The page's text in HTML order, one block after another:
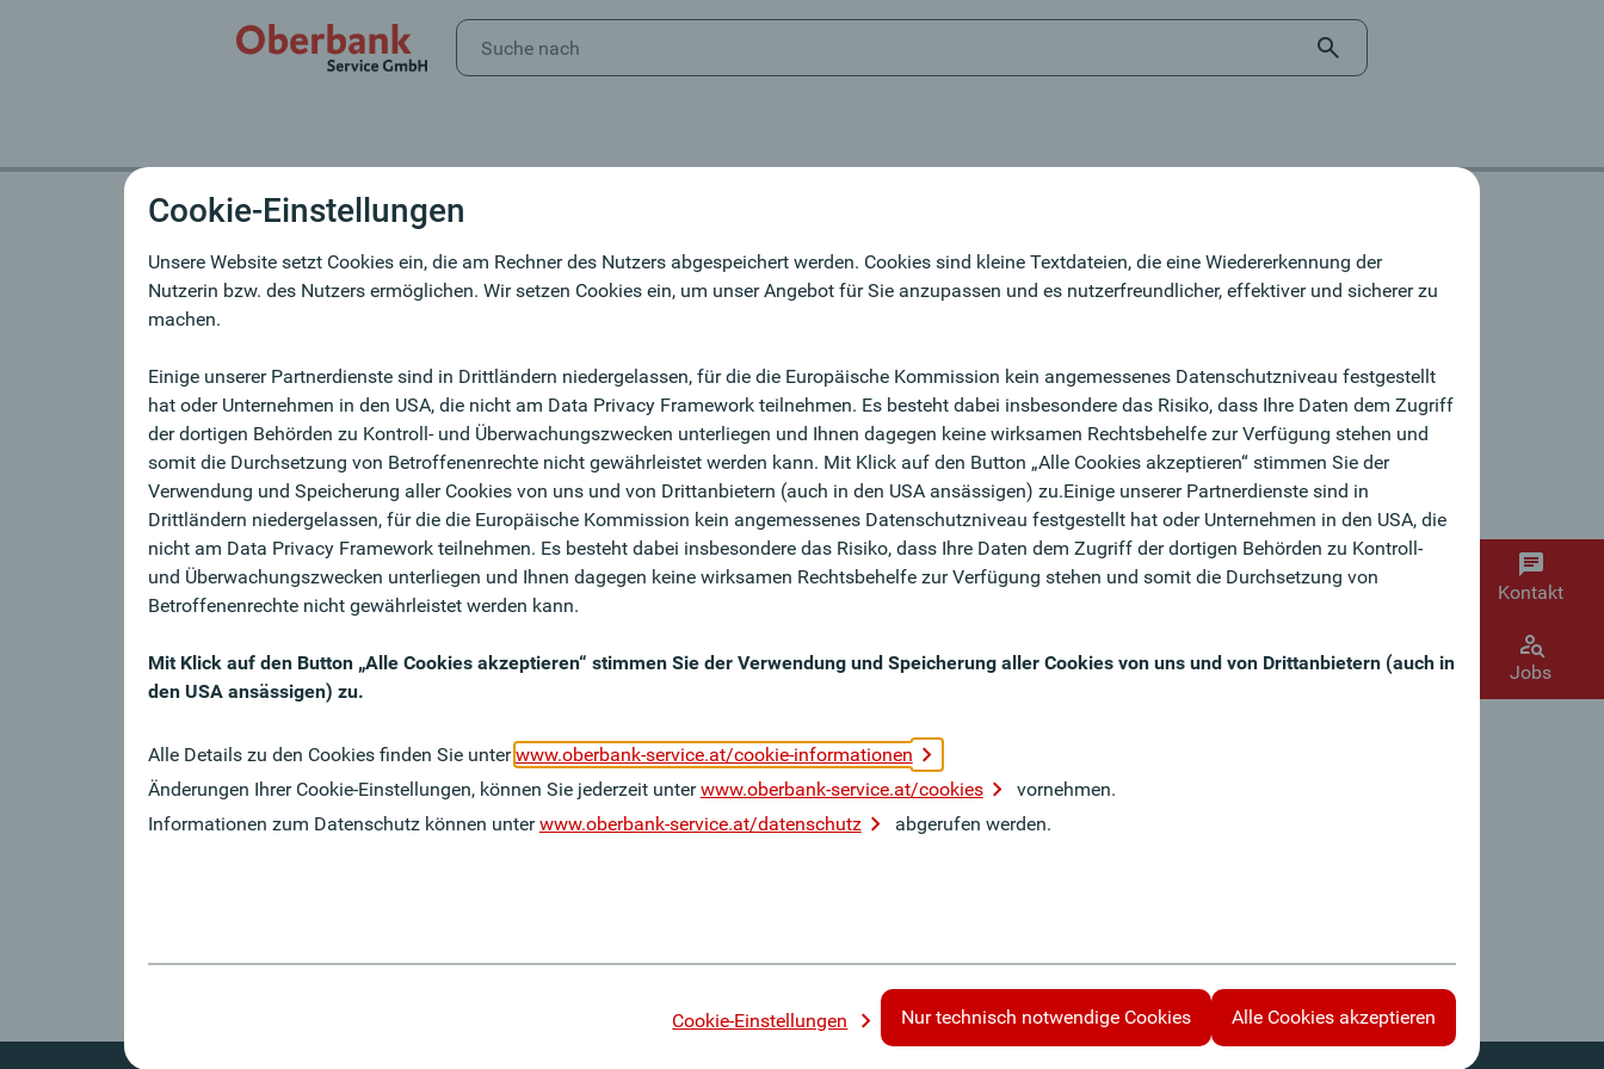
Impressum
Oberbank Service GmbH
Untere Donaulände 28
A-4020 Linz
Geschäftsführer
Mag. Brigitte Haider, MBA
DI Silvio Schedenig
100 % Tochter der Oberbank AG
Die Informationen auf den Webseiten werden regelmäßig durch die Oberbank Service GmbH
aktualisiert. Alle Informationen stammen aus verlässlichen Quellen, die Weitergabe erfolgt jedoch
ohne Gewähr. Weiters übernimmt die Oberbank Service GmbH keine Haftung oder Garantie für die
Aktualität, Richtigkeit oder Vollständigkeit von Informationen auf anderen Webseiten, auf die mittels
Kontakt
Jobs
Cookie-Einstellungen
Unsere Website setzt Cookies ein, die am Rechner des Nutzers abgespeichert werden. Cookies sind kleine Textdateien, die eine Wiedererkennung der
Nutzerin bzw. des Nutzers ermöglichen. Wir setzen Cookies ein, um unser Angebot für Sie anzupassen und es nutzerfreundlicher, effektiver und sicherer zu
machen.
Einige unserer Partnerdienste sind in Drittländern niedergelassen, für die die Europäische Kommission kein angemessenes Datenschutzniveau festgestellt
hat oder Unternehmen in den USA, die nicht am Data Privacy Framework teilnehmen. Es besteht dabei insbesondere das Risiko, dass Ihre Daten dem Zugriff
der dortigen Behörden zu Kontroll- und Überwachungszwecken unterliegen und Ihnen dagegen keine wirksamen Rechtsbehelfe zur Verfügung stehen und
somit die Durchsetzung von Betroffenenrechte nicht gewährleistet werden kann. Mit Klick auf den Button „Alle Cookies akzeptieren“ stimmen Sie der
Verwendung und Speicherung aller Cookies von uns und von Drittanbietern (auch in den USA ansässigen) zu.Einige unserer Partnerdienste sind in
Drittländern niedergelassen, für die die Europäische Kommission kein angemessenes Datenschutzniveau festgestellt hat oder Unternehmen in den USA, die
nicht am Data Privacy Framework teilnehmen. Es besteht dabei insbesondere das Risiko, dass Ihre Daten dem Zugriff der dortigen Behörden zu Kontroll-
und Überwachungszwecken unterliegen und Ihnen dagegen keine wirksamen Rechtsbehelfe zur Verfügung stehen und somit die Durchsetzung von
Betroffenenrechte nicht gewährleistet werden kann.
Mit Klick auf den Button „Alle Cookies akzeptieren“ stimmen Sie der Verwendung und Speicherung aller Cookies von uns und von Drittanbietern (auch in
den USA ansässigen) zu.
Alle Details zu den Cookies finden Sie unterwww.oberbank-service.at/cookie-informationen
Änderungen Ihrer Cookie-Einstellungen, können Sie jederzeit unterwww.oberbank-service.at/cookies
vornehmen.
Informationen zum Datenschutz können unterwww.oberbank-service.at/datenschutz abgerufen werden.
Cookie-Einstellungen Nur technisch notwendige Cookies Alle Cookies akzeptieren